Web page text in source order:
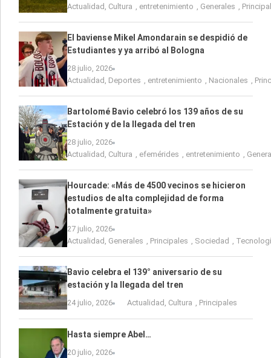
Actualidad , Cultura , entretenimiento , Generales ,
El baviense Mikel Amondarain se despidió de
Estudiantes y ya arribó al Bologna
28 julio, 2026
Actualidad , Deportes , entretenimiento , Nacionales ,
Bartolomé Bavio celebró los 139 años de su
Estación y de la llegada del tren
28 julio, 2026
Actualidad , Cultura , efemérides , entretenimiento ,
Hourcade: «Más de 4500 vecinos se hicieron
estudios de alta complejidad de forma
totalmente gratuita»
27 julio, 2026
Actualidad , Generales , Principales , Sociedad ,
Bavio celebra el 139° aniversario de su
estación y la llegada del tren
24 julio, 2026 Actualidad , Cultura , Principales
Hasta siempre Abel…
20 julio, 2026